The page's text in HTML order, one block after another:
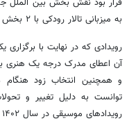
به میزبانی تالار رودکی با ۲ بخش «اجرای‌صحنه‌ای» و «پژوهشی» بسته شد.
رویدادی که در نهایت با
آن اعطای مدرک درجه یک هنری
و همچنین انتخاب زود هنگام
توانست به دلیل تغییر و
رویدادهای موسیقی در سال ۱۴۰۲ شود.